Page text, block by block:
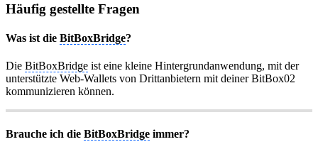
Häufig gestellte Fragen
Was ist die BitBoxBridge?
Die BitBoxBridge ist eine kleine Hintergrundanwendung, mit der
unterstützte Web-Wallets von Drittanbietern mit deiner BitBox02
kommunizieren können.
Brauche ich die BitBoxBridge immer?